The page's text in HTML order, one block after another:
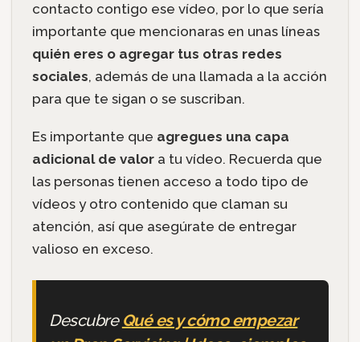
contacto contigo ese vídeo, por lo que sería
importante que mencionaras en unas líneas
quién eres o agregar tus otras redes
sociales, además de una llamada a la acción
para que te sigan o se suscriban.
Es importante que agregues una capa
adicional de valora tu vídeo. Recuerda que
las personas tienen acceso a todo tipo de
vídeos y otro contenido que claman su
atención, así que asegúrate de entregar
valioso en exceso.
Descubre Qué es y cómo empezar